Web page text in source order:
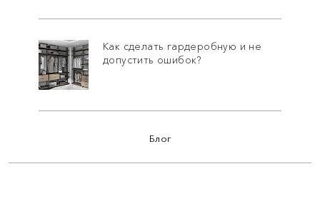
Как сделать гардеробную и не
допустить ошибок?
Блог